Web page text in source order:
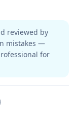
reviewed by
mistakes —
for